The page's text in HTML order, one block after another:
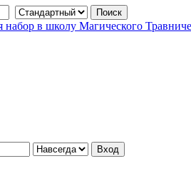
набор в школу Магического